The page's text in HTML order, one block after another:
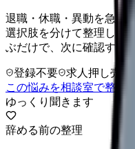
退職・休職・異動を急い
選択肢を分けて整理しま
ぶだけで、次に確認する
登録不要 求人押し売り
この悩みを相談室で整理す
ゆっくり聞きます
辞める前の整理